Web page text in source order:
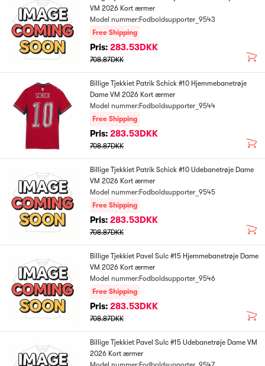
VM 2026 Kort ærmer
Model nummer:Fodboldsupporter_9543
Free Shipping
Pris: 283.53DKK
708.87DKK
Billige Tjekkiet Patrik Schick #10 Hjemmebanetrøje
Dame VM 2026 Kort ærmer
Model nummer:Fodboldsupporter_9544
Free Shipping
Pris: 283.53DKK
708.87DKK
Billige Tjekkiet Patrik Schick #10 Udebanetrøje Dame
VM 2026 Kort ærmer
Model nummer:Fodboldsupporter_9545
Free Shipping
Pris: 283.53DKK
708.87DKK
Billige Tjekkiet Pavel Sulc #15 Hjemmebanetrøje Dame
VM 2026 Kort ærmer
Model nummer:Fodboldsupporter_9546
Free Shipping
Pris: 283.53DKK
708.87DKK
Billige Tjekkiet Pavel Sulc #15 Udebanetrøje Dame VM
2026 Kort ærmer